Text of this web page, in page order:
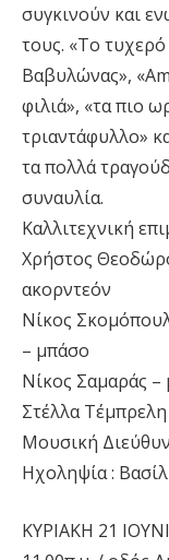
συγκινούν και
τους. «Το
Βαβυλώνας»,
φιλιά», «τα πιο
τριαντάφυλλο»
τα πολλά
συναυλία.
Καλλιτεχνική
Χρήστος
ακορντεόν
Νίκος
– μπάσο
Νίκος Σαμαράς –
Στέλλα
Μουσική
Ηχοληψία :
ΚΥΡΙΑΚΗ 21